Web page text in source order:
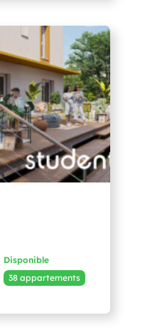
Disponible
38 appartements